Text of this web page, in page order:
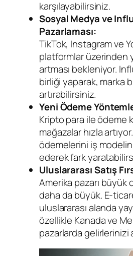
karşılayabilirsiniz.
Sosyal Medya ve
Pazarlaması:
TikTok, Instagram ve
platformlar üzerinden
artması bekleniyor.
birliği yaparak, marka
artırabilirsiniz.
Yeni Ödeme
Kripto para ile ödeme
mağazalar hızla
ödemelerini iş
ederek fark
Uluslararası Satış
Amerika pazarı büyük
daha da büyük. E-
uluslararası alanda
özellikle Kanada ve
pazarlarda gelirlerinizi